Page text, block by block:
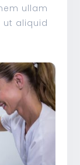
ullam
ut aliquid